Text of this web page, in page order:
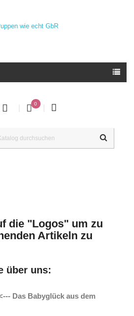
0
die "Logos" um zu
Artikeln zu
über uns:
Das Babyglück aus dem